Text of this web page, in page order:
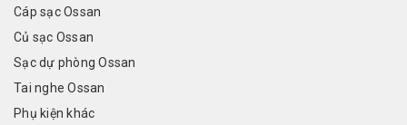
Cáp sạc Ossan
Củ sạc Ossan
Sạc dự phòng Ossan
Tai nghe Ossan
Phụ kiện khác